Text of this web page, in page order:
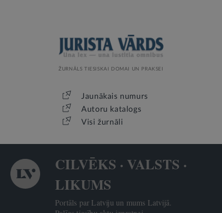
ŽURNĀLS TIESISKAI DOMAI UN PRAKSEI
Jaunākais numurs
Autoru katalogs
Visi žurnāli
CILVĒKS · VALSTS ·
LIKUMS
Portāls par Latviju un mums Latvijā.